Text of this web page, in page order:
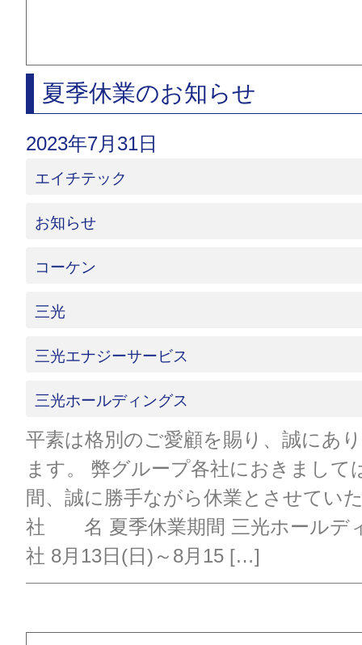
夏季休業のお知らせ
2023年7月31日
エイチテック
お知らせ
コーケン
三光
三光エナジーサービス
三光ホールディングス
平素は格別のご愛顧を賜り、誠にあ
ます。 弊グループ各社におきまして
間、誠に勝手ながら休業とさせてい
社 名 夏季休業期間 三光ホールデ
社 8月13日(日)～8月15 […]